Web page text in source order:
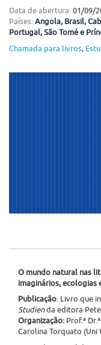
Data de abertura: 01/09/
Países: Angola, Brasil,
Portugal, São Tomé e
Chamada para livros,
O mundo natural nas
imaginários, ecologias
Publicação: Livro que
Studienda editora
Organização: Prof.ª
Carolina Torquato (Uni